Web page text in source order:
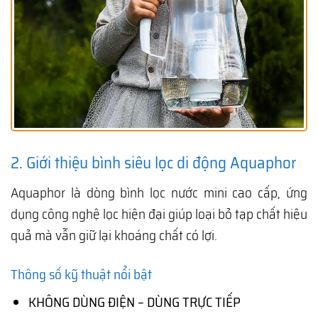
2. Giới thiệu bình siêu lọc di động Aquaphor
Aquaphor là dòng bình lọc nước mini cao cấp, ứng
dụng công nghệ lọc hiện đại giúp loại bỏ tạp chất hiệu
quả mà vẫn giữ lại khoáng chất có lợi.
Thông số kỹ thuật nổi bật
KHÔNG DÙNG ĐIỆN – DÙNG TRỰC TIẾP